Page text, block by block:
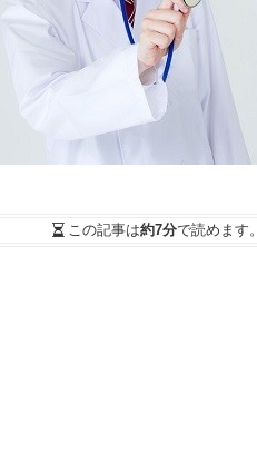
この記事は約7分で読めます。